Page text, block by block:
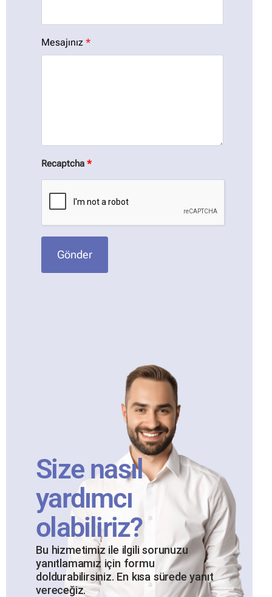
Mesajınız *
Recaptcha *
Gönder
Size nasıl
yardımcı
olabiliriz?
Bu hizmetimiz ile ilgili sorunuzu
yanıtlamamız için formu
doldurabilirsiniz. En kısa sürede yanıt
vereceğiz.